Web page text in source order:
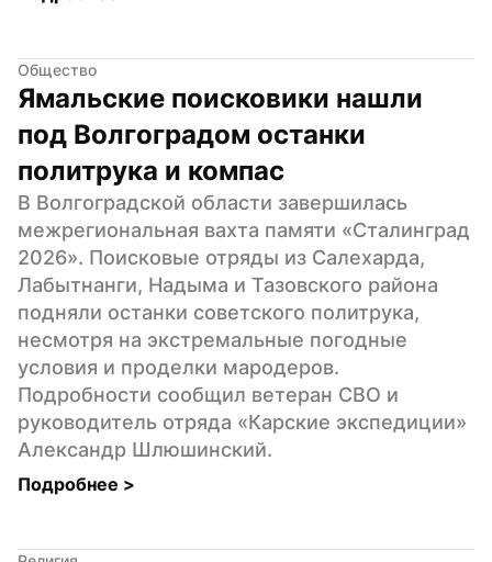
Общество
Ямальские поисковики нашли
под Волгоградом останки
политрука и компас
В Волгоградской области завершилась
межрегиональная вахта памяти «Сталинград
2026». Поисковые отряды из Салехарда,
Лабытнанги, Надыма и Тазовского района
подняли останки советского политрука,
несмотря на экстремальные погодные
условия и проделки мародеров.
Подробности сообщил ветеран СВО и
руководитель отряда «Карские экспедиции»
Александр Шлюшинский.
Подробнее >